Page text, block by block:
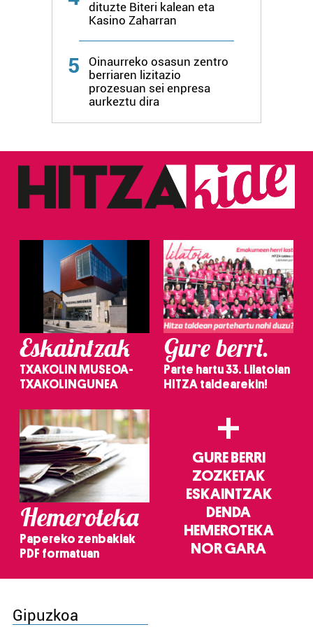
dituzte Biteri kalean eta
Kasino Zaharran
5
Oinaurreko osasun zentro
berriaren lizitazio
prozesuan sei enpresa
aurkeztu dira
Eskaintzak
TXAKOLIN MUSEOA-
TXAKOLINGUNEA
Gure berri.
Parte hartu 33. Lilatoian
HITZA taldearekin!
Hemeroteka
Papereko zenbakiak
PDF formatuan
+
GURE BERRI
ZOZKETAK
ESKAINTZAK
DENDA
HEMEROTEKA
NOR GARA
Gipuzkoa